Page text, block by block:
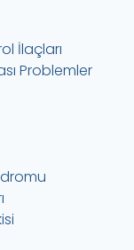
İlaçları
Problemler